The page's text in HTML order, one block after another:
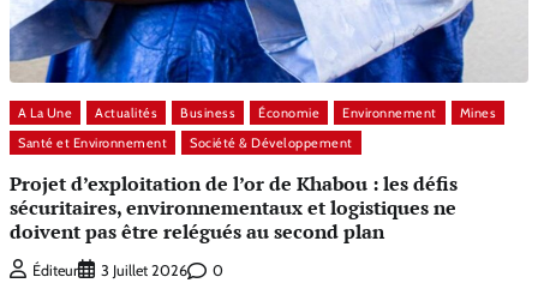
A La Une Actualités Business Économie Environnement
Mines
Santé et Environnement
Société & Développement
Projet d’exploitation de l’or de Khabou : les défis
sécuritaires, environnementaux et logistiques ne
doivent pas être relégués au second plan
Éditeur 3 Juillet 2026 0